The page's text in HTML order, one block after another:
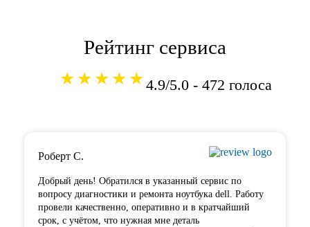
Рейтинг сервиса
★★★★★4.9/5.0 - 472 голоса
Роберт С.
Добрый день! Обратился в указанный сервис по
вопросу диагностики и ремонта ноутбука dell. Работу
провели качественно, оперативно и в кратчайший
срок, с учётом, что нужная мне деталь